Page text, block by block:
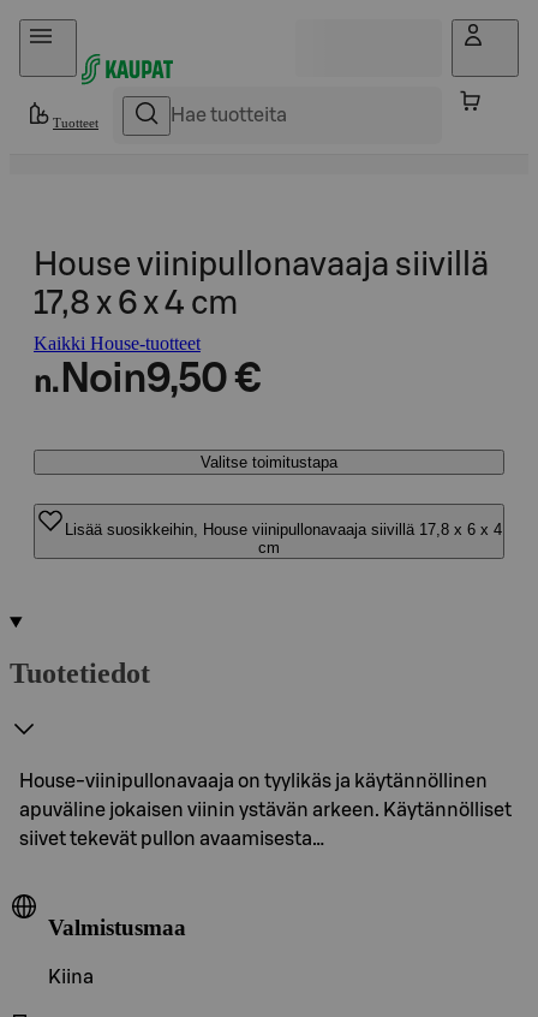
Hyppää sisältöön
Tuotteet
House viinipullonavaaja siivillä
17,8 x 6 x 4 cm
Kaikki House-tuotteet
n. Noin9,50 €
Valitse toimitustapa
Lisää suosikkeihin, House viinipullonavaaja siivillä 17,8 x 6 x 4
cm
Tuotetiedot
House-viinipullonavaaja on tyylikäs ja käytännöllinen
apuväline jokaisen viinin ystävän arkeen. Käytännölliset
siivet tekevät pullon avaamisesta…
Valmistusmaa
Kiina